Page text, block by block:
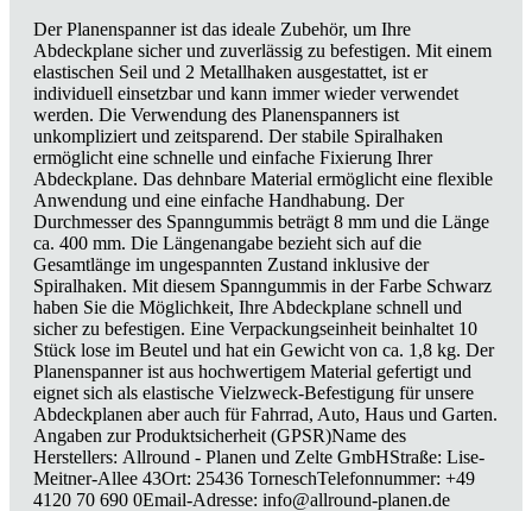
Der Planenspanner ist das ideale Zubehör, um Ihre
Abdeckplane sicher und zuverlässig zu befestigen. Mit einem
elastischen Seil und 2 Metallhaken ausgestattet, ist er
individuell einsetzbar und kann immer wieder verwendet
werden. Die Verwendung des Planenspanners ist
unkompliziert und zeitsparend. Der stabile Spiralhaken
ermöglicht eine schnelle und einfache Fixierung Ihrer
Abdeckplane. Das dehnbare Material ermöglicht eine flexible
Anwendung und eine einfache Handhabung. Der
Durchmesser des Spanngummis beträgt 8 mm und die Länge
ca. 400 mm. Die Längenangabe bezieht sich auf die
Gesamtlänge im ungespannten Zustand inklusive der
Spiralhaken. Mit diesem Spanngummis in der Farbe Schwarz
haben Sie die Möglichkeit, Ihre Abdeckplane schnell und
sicher zu befestigen. Eine Verpackungseinheit beinhaltet 10
Stück lose im Beutel und hat ein Gewicht von ca. 1,8 kg. Der
Planenspanner ist aus hochwertigem Material gefertigt und
eignet sich als elastische Vielzweck-Befestigung für unsere
Abdeckplanen aber auch für Fahrrad, Auto, Haus und Garten.
Angaben zur Produktsicherheit (GPSR)Name des
Herstellers: Allround - Planen und Zelte GmbHStraße: Lise-
Meitner-Allee 43Ort: 25436 TorneschTelefonnummer: +49
4120 70 690 0Email-Adresse: info@allround-planen.de